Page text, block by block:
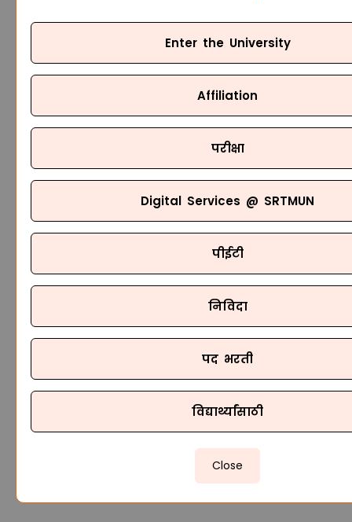
Enter the University
Affiliation
परीक्षा
Digital Services @ SRTMUN
पीईटी
निविदा
पद भरती
विद्यार्थ्यांसाठी
Close